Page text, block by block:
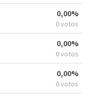
0,00%
0 votos
0,00%
0 votos
0,00%
0 votos